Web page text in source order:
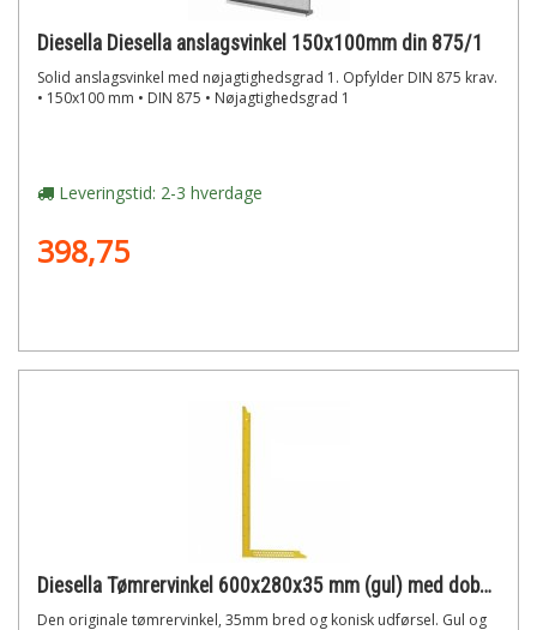
Diesella Diesella anslagsvinkel 150x100mm din 875/1
Solid anslagsvinkel med nøjagtighedsgrad 1. Opfylder DIN 875 krav.
• 150x100 mm • DIN 875 • Nøjagtighedsgrad 1
Leveringstid: 2-3 hverdage
398,75
Diesella Tømrervinkel 600x280x35 mm (gul) med dobbelt og opmærk. huller
Den originale tømrervinkel, 35mm bred og konisk udførsel. Gul og